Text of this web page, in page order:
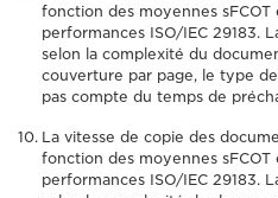
fonction des moyennes sFCOT
performances ISO/IEC 29183.
selon la complexité du
couverture par page, le type
pas compte du temps de
La vitesse de copie des
fonction des moyennes sFCOT
performances ISO/IEC 29183.